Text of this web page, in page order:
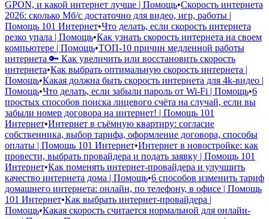
GPON, и какой интернет лучше | Помощь•Скорость интернета
2026: сколько Мб/с достаточно для видео, игр, работы |
Помощь 101 Интернет•Что делать, если скорость интернета
резко упала | Помощь•Как узнать скорость интернета на своем
компьютере | Помощь•ТОП-10 причин медленной работы
интернета 🔑 Как увеличить или восстановить скорость
интернета•Как выбрать оптимальную скорость интернета |
Помощь•Какая должна быть скорость интернета для 4k-видео |
Помощь•Что делать, если забыли пароль от Wi-Fi | Помощь•6
простых способов поиска лицевого счёта на случай, если вы
забыли номер договора на интернет! | Помощь 101
Интернет•Интернет в съёмную квартиру: согласие
собственника, выбор тарифа, оформление договора, способы
оплаты | Помощь 101 Интернет•Интернет в новостройке: как
провести, выбрать провайдера и подать заявку | Помощь 101
Интернет•Как поменять интернет-провайдера и улучшить
качество интернета дома | Помощь•6 способов изменить тариф
домашнего интернета: онлайн, по телефону, в офисе | Помощь
101 Интернет•Как выбрать интернет-провайдера |
Помощь•Какая скорость считается нормальной для онлайн-